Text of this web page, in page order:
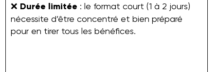
❌ Durée limitée : le format court (1 à 2 jours)
nécessite d’être concentré et bien préparé
pour en tirer tous les bénéfices.